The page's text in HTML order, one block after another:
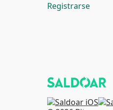
Registrarse